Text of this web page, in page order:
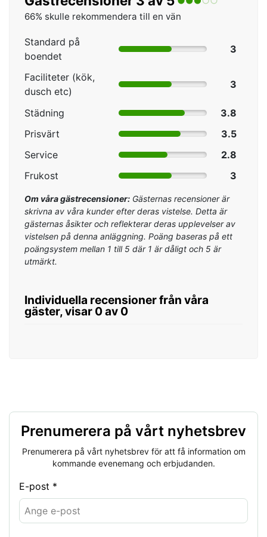
66% skulle rekommendera till en vän
Standard på
boendet
3
Faciliteter (kök,
dusch etc)
3
Städning
3.8
Prisvärt
3.5
Service
2.8
Frukost
3
Om våra gästrecensioner: Gästernas recensioner är
skrivna av våra kunder efter deras vistelse. Detta är
gästernas åsikter och reflekterar deras upplevelser av
vistelsen på denna anläggning. Poäng baseras på ett
poängsystem mellan 1 till 5 där 1 är dåligt och 5 är
utmärkt.
Individuella recensioner från våra
gäster, visar 0 av 0
Prenumerera på vårt nyhetsbrev
Prenumerera på vårt nyhetsbrev för att få information om
kommande evenemang och erbjudanden.
E-post *